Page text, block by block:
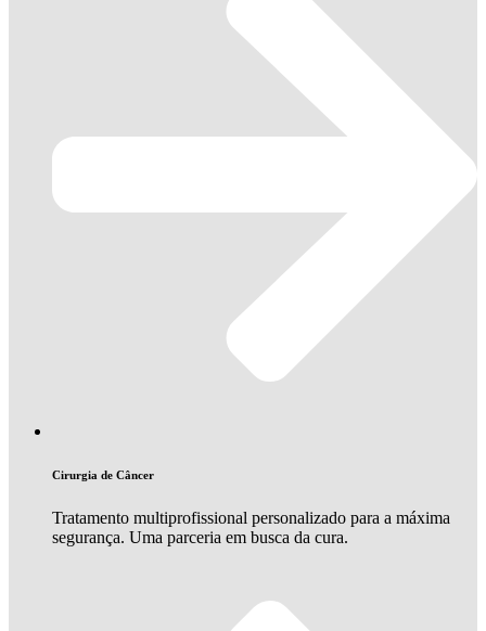
Cirurgia de Câncer
Tratamento multiprofissional personalizado para a máxima
segurança. Uma parceria em busca da cura.